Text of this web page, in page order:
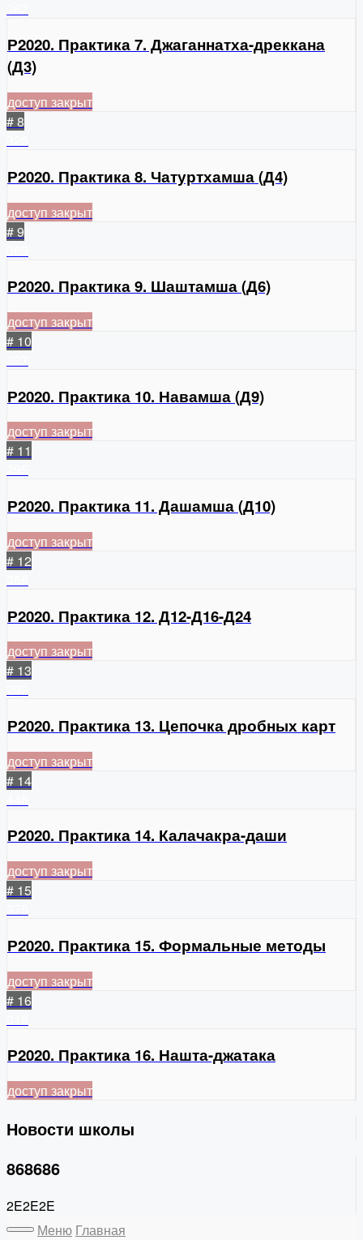
Р2020. Практика 7. Джаганнатха-дреккана
(Д3)
доступ закрыт
# 8
Р2020. Практика 8. Чатуртхамша (Д4)
доступ закрыт
# 9
Р2020. Практика 9. Шаштамша (Д6)
доступ закрыт
# 10
Р2020. Практика 10. Навамша (Д9)
доступ закрыт
# 11
Р2020. Практика 11. Дашамша (Д10)
доступ закрыт
# 12
Р2020. Практика 12. Д12-Д16-Д24
доступ закрыт
# 13
Р2020. Практика 13. Цепочка дробных карт
доступ закрыт
# 14
Р2020. Практика 14. Калачакра-даши
доступ закрыт
# 15
Р2020. Практика 15. Формальные методы
доступ закрыт
# 16
Р2020. Практика 16. Нашта-джатака
доступ закрыт
Новости школы
868686
2E2E2E
Меню Главная